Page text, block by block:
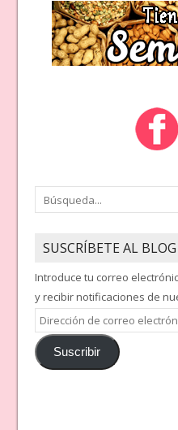
SUSCRÍBETE AL BLOG
Introduce tu correo
y recibir notificaciones de
Dirección
de
correoSuscribir